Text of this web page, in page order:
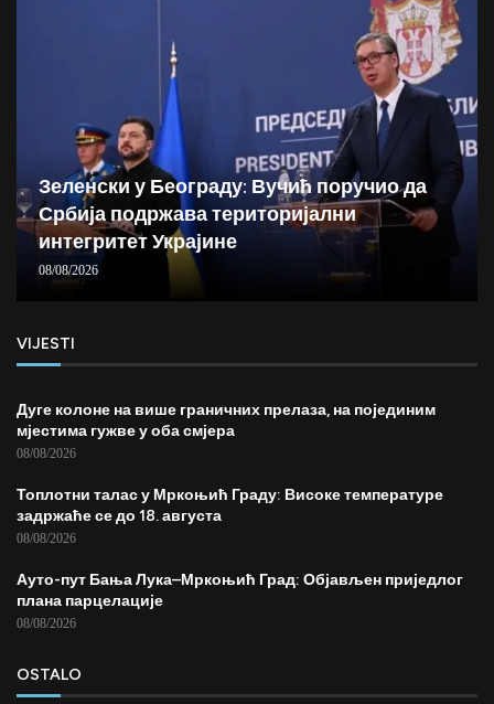
Зеленски у Београду: Вучић поручио да
Србија подржава територијални
интегритет Украјине
08/08/2026
VIJESTI
Дуге колоне на више граничних прелаза, на појединим
мјестима гужве у оба смјера
08/08/2026
Топлотни талас у Мркоњић Граду: Високе температуре
задржаће се до 18. августа
08/08/2026
Ауто-пут Бања Лука–Мркоњић Град: Објављен приједлог
плана парцелације
08/08/2026
OSTALO